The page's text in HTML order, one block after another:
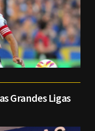
Grandes Ligas